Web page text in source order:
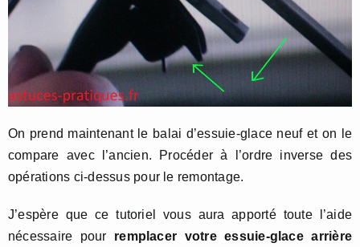
On prend maintenant le balai d’essuie-glace neuf et on le
compare avec l’ancien. Procéder à l’ordre inverse des
opérations ci-dessus pour le remontage.
J’espère que ce tutoriel vous aura apporté toute l’aide
nécessaire pour remplacer votre essuie-glace arrière